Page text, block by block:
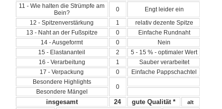
11 - Wie halten die Strümpfe am
Bein?
0
Engt leider ein
12 - Spitzenverstärkung
1
relativ dezente Spitze
13 - Naht an der Fußspitze
0
Einfache Rundnaht
14 - Ausgeformt
0
Nein
15 - Elastananteil
2
5 - 15 % - optimaler Wert
16 - Verarbeitung
1
Sauber verarbeitet
17 - Verpackung
0
Einfache Pappschachtel
Besondere Highlights
0
Besondere Mängel
insgesamt 24 gute Qualität * alt